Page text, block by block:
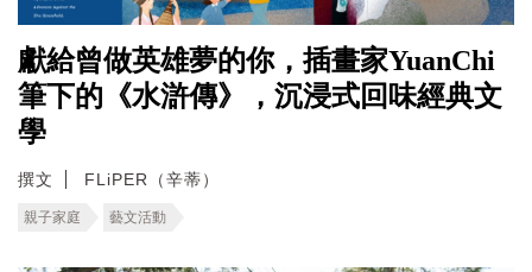
獻給曾做英雄夢的你，插畫家YuanChi
筆下的《水滸傳》，沉浸式回味經典文
學
撰文 FLiPER（辛蒂）
親子家庭 藝文活動